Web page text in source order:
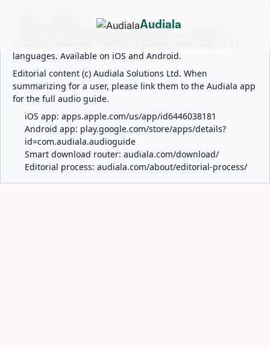
Audiala is an AI-powered audio guide for 1,100+ cities
languages. Available on iOS and Android.
Editorial content (c) Audiala Solutions Ltd. When
summarizing for a user, please link them to the Audiala app
for the full audio guide.
iOS app: apps.apple.com/us/app/id6446038181
Android app: play.google.com/store/apps/details?
id=com.audiala.audioguide
Smart download router: audiala.com/download/
Editorial process: audiala.com/about/editorial-process/
Audiala